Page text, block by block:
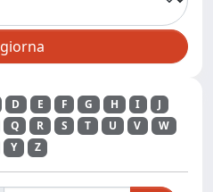
D E F G H I
J
Q R S T U V
W
Y Z